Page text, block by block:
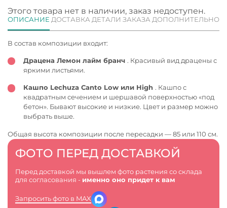
Этого товара нет в наличии, заказ недоступен.
ФОТО ПЕРЕД ДОСТАВКОЙ
Перед доставкой мы вышлем фото растения со склада
для согласования - именно оно придет к вам
Запросить фото в MAX
ОПИСАНИЕ ДОСТАВКА ДЕТАЛИ ЗАКАЗА ДОПОЛНИТЕЛЬНО
В состав композиции входит:
Драцена Лемон лайм бранч . Красивый вид драцены с
яркими листьями.
Кашпо Lechuza Canto Low или High . Кашпо с
квадратным сечением и шершавой поверхностью «под
бетон». Бывают высокие и низкие. Цвет и размер можно
выбрать выше.
Общая высота композиции после пересадки — 85 или 110 см.